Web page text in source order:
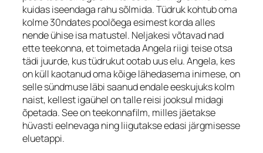
kuidas iseendaga rahu sõlmida. Tüdruk kohtub oma
kolme 30ndates poolõega esimest korda alles
nende ühise isa matustel. Neljakesi võtavad nad
ette teekonna, et toimetada Angela riigi teise otsa
tädi juurde, kus tüdrukut ootab uus elu. Angela, kes
on küll kaotanud oma kõige lähedasema inimese, on
selle sündmuse läbi saanud endale eeskujuks kolm
naist, kellest igaühel on talle reisi jooksul midagi
õpetada. See on teekonnafilm, milles jäetakse
hüvasti eelnevaga ning liigutakse edasi järgmisesse
eluetappi.